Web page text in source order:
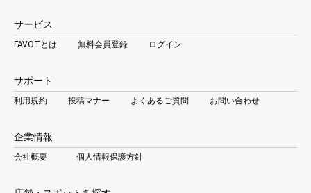
サービス
FAVOTとは 無料会員登録 ログイン
サポート
利用規約 投稿マナー よくあるご質問 お問い合わせ
企業情報
会社概要 個人情報保護方針